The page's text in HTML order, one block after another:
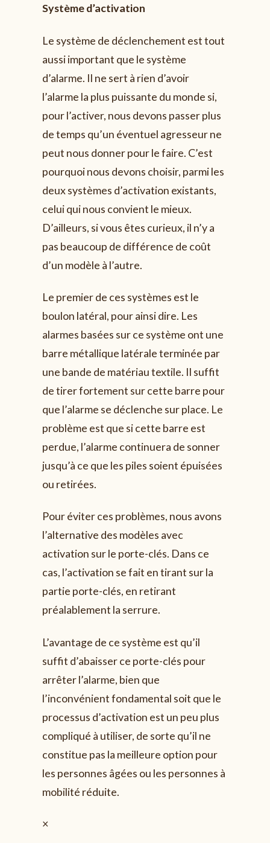
Système d’activation
Le système de déclenchement est tout
aussi important que le système
d’alarme. Il ne sert à rien d’avoir
l’alarme la plus puissante du monde si,
pour l’activer, nous devons passer plus
de temps qu’un éventuel agresseur ne
peut nous donner pour le faire. C’est
pourquoi nous devons choisir, parmi les
deux systèmes d’activation existants,
celui qui nous convient le mieux.
D’ailleurs, si vous êtes curieux, il n’y a
pas beaucoup de différence de coût
d’un modèle à l’autre.
Le premier de ces systèmes est le
boulon latéral, pour ainsi dire. Les
alarmes basées sur ce système ont une
barre métallique latérale terminée par
une bande de matériau textile. Il suffit
de tirer fortement sur cette barre pour
que l’alarme se déclenche sur place. Le
problème est que si cette barre est
perdue, l’alarme continuera de sonner
jusqu’à ce que les piles soient épuisées
ou retirées.
Pour éviter ces problèmes, nous avons
l’alternative des modèles avec
activation sur le porte-clés. Dans ce
cas, l’activation se fait en tirant sur la
partie porte-clés, en retirant
préalablement la serrure.
L’avantage de ce système est qu’il
suffit d’abaisser ce porte-clés pour
arrêter l’alarme, bien que
l’inconvénient fondamental soit que le
processus d’activation est un peu plus
compliqué à utiliser, de sorte qu’il ne
constitue pas la meilleure option pour
les personnes âgées ou les personnes à
mobilité réduite.
×